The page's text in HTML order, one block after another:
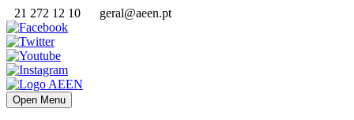
21 272 12 10 geral@aeen.pt
Open Menu